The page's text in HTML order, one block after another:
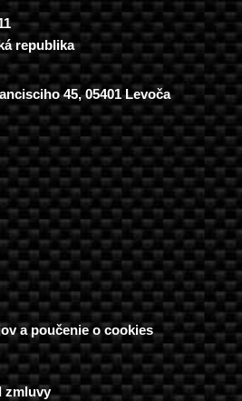
republika
45, 05401 Levoča
a poučenie o cookies
zmluvy